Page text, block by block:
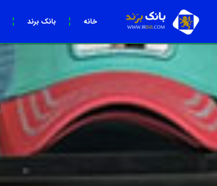
خانه بانک برند